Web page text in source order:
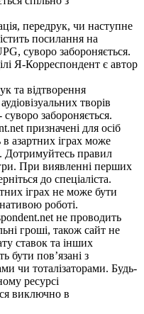
передрук, чи наступне
посилання на
суворо забороняється.
Я-Корреспондент є автор
та відтворення
творів
забороняється.
призначені для осіб
азартних іграх може
Дотримуйтесь правил
При виявленні перших
до спеціаліста.
іграх не може бути
роботі.
не проводить
гроші, також сайт не
ставок та інших
бути пов’язані з
чи тоталізаторами. Будь-
ресурсі
виключно в